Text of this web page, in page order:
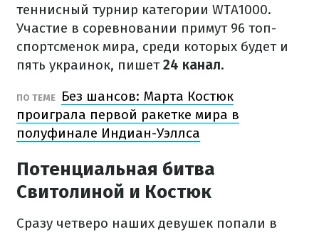
теннисный турнир категории WTA1000.
Участие в соревновании примут 96 топ-
спортсменок мира, среди которых будет и
пять украинок, пишет24 канал.
ПО ТЕМЕ
Без шансов: Марта Костюк
проиграла первой ракетке мира в
полуфинале Индиан-Уэллса
Потенциальная битва
Свитолиной и Костюк
Сразу четверо наших девушек попали в